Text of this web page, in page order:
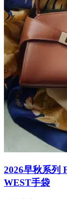
2026早秋系列
WEST手袋